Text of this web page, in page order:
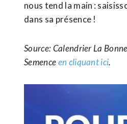
nous tend la main :
dans sa présence !
Source: Calendrier La
Semenceen cliquant ici.